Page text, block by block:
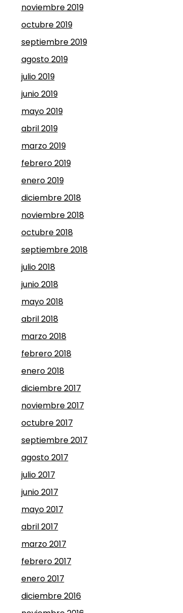
noviembre 2019
octubre 2019
septiembre 2019
agosto 2019
julio 2019
junio 2019
mayo 2019
abril 2019
marzo 2019
febrero 2019
enero 2019
diciembre 2018
noviembre 2018
octubre 2018
septiembre 2018
julio 2018
junio 2018
mayo 2018
abril 2018
marzo 2018
febrero 2018
enero 2018
diciembre 2017
noviembre 2017
octubre 2017
septiembre 2017
agosto 2017
julio 2017
junio 2017
mayo 2017
abril 2017
marzo 2017
febrero 2017
enero 2017
diciembre 2016